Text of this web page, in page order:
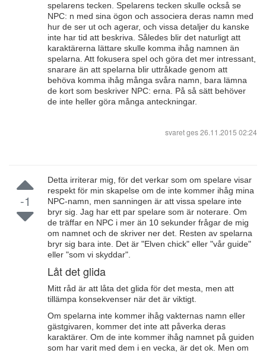
spelarens tecken. Spelarens tecken skulle också se
NPC: n med sina ögon och associera deras namn med
hur de ser ut och agerar, och vissa detaljer du kanske
inte har tid att beskriva. Således blir det naturligt att
karaktärerna lättare skulle komma ihåg namnen än
spelarna. Att fokusera spel och göra det mer intressant,
snarare än att spelarna blir uttråkade genom att
behöva komma ihåg många svåra namn, bara lämna
de kort som beskriver NPC: erna. På så sätt behöver
de inte heller göra många anteckningar.
svaret ges26.11.2015 02:24
-1
Detta irriterar mig, för det verkar som om spelare visar
respekt för min skapelse om de inte kommer ihåg mina
NPC-namn, men sanningen är att vissa spelare inte
bryr sig. Jag har ett par spelare som är noterare. Om
de träffar en NPC i mer än 10 sekunder frågar de mig
om namnet och de skriver ner det. Resten av spelarna
bryr sig bara inte. Det är "Elven chick" eller "vår guide"
eller "som vi skyddar".
Låt det glida
Mitt råd är att låta det glida för det mesta, men att
tillämpa konsekvenser när det är viktigt.
Om spelarna inte kommer ihåg vakternas namn eller
gästgivaren, kommer det inte att påverka deras
karaktärer. Om de inte kommer ihåg namnet på guiden
som har varit med dem i en vecka, är det ok. Men om